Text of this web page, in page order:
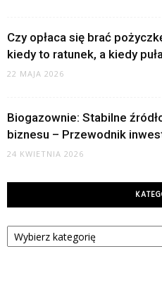
Czy opłaca się brać
kiedy to ratunek, a kiedy
22 MAJA 2026
Biogazownie: Stabilne
biznesu – Przewodnik
24 KWIETNIA 2026
Kategorie